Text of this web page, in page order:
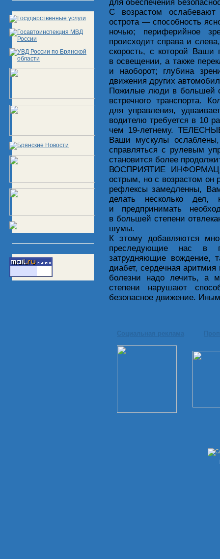
для обеспечения
С возрастом ослабевают
острота — способность
ночью; периферийное
происходит справа и
скорость, с которой Ваши
в освещении, а также
и наоборот; глубина
движения других
Пожилые люди в большей
встречного транспорта.
для управления,
водителю требуется в 10
чем 19-летнему.
Ваши мускулы
справляться с рулевым
становится более
ВОСПРИЯТИЕ
острым, но с возрастом он
рефлексы замедленны,
делать несколько дел,
и предпринимать
в большей степени
шумы.
К этому добавляются
преследующие нас в
затрудняющие вождение,
диабет, сердечная
болезни надо лечить, а
степени нарушают
безопасное движение.